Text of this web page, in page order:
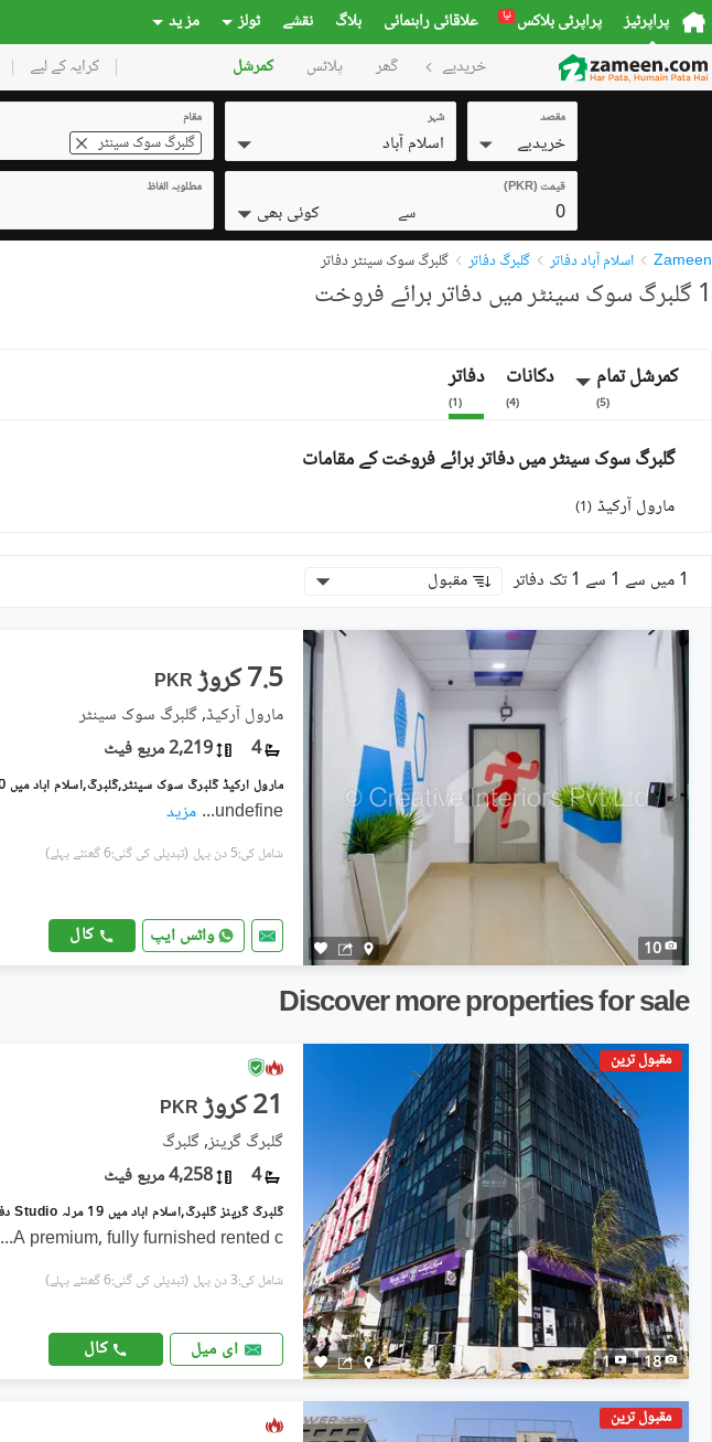
پراپرٹیز پراپرٹی بلاکس نیا علاقائی راہنمائی بلاگ نقشے ٹولز مز ید
خریدیے گھر پلاٹس کمرشل کرایہ کے لیے
مقصد
خریدیے
شہر
اسلام آباد
مقام
گلبرگ سوک سینٹر
قیمت (PKR)
0 سے کوئی بھی
مطلوبہ الفاظ
Zameen اسلام آباد دفاتر گلبرگ دفاتر گلبرگ سوک سینٹر دفاتر
1 گلبرگ سوک سینٹر میں دفاتر برائے فروخت
کمرشل تمام
(
5
)
دکانات
(
4
)
دفاتر
(
1
)
گلبرگ سوک سینٹر میں دفاتر برائے فروخت کے مقامات
مارول آرکیڈ (
1
)
1 میں سے 1 سے 1 تک دفاتر مقبول
10
PKR 7.5 کروڑ
مارول آرکیڈ, گلبرگ سوک سینٹر
4
2,219 مربع فیٹ
undefine
... مزید
شامل کی:5 دن پہل (تبدیلی کی گئی:6 گھنٹے پہلے)
واٹس ایپ کال
Discover more properties for sale
مقبول ترین
18
1
PKR 21 کروڑ
گلبرگ گرینز, گلبرگ
4
4,258 مربع فیٹ
A premium, fully furnished rented c
...
شامل کی:3 دن پہل (تبدیلی کی گئی:6 گھنٹے پہلے)
ای میل کال
مقبول ترین